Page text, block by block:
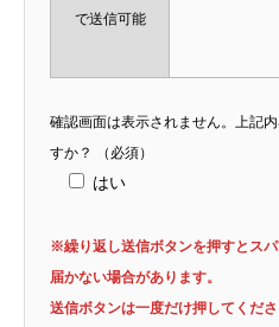
で送信可能
確認画面は表示されません。上記
すか？
（必須）
はい
※繰り返し送信ボタンを押すとス
届かない場合があります。
送信ボタンは一度だけ押してくださ